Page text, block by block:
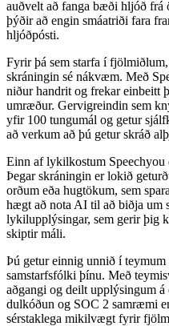
auðvelt að fanga bæði hljóð
þýðir að engin smáatriði fara
hljóðpósti.
Fyrir þá sem starfa í
skráningin sé nákvæm. Með
niður handrit og frekar einbeitt
umræður. Gervigreindin sem
yfir 100 tungumál og getur
að verkum að þú getur skráð
Einn af lykilkostum
Þegar skráningin er lokið
orðum eða hugtökum, sem
hægt að nota AI til að biðja um
lykilupplýsingar, sem gerir þig
skiptir máli.
Þú getur einnig unnið í
samstarfsfólki þínu. Með
aðgangi og deilt upplýsingum
dulkóðun og SOC 2 samræmi
sérstaklega mikilvægt fyrir